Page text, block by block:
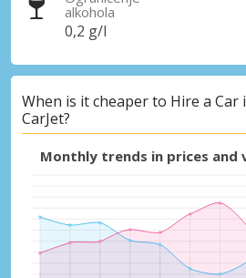
alkohola
0,2 g/l
When is it cheaper to Hire a
CarJet?
Monthly trends in prices and